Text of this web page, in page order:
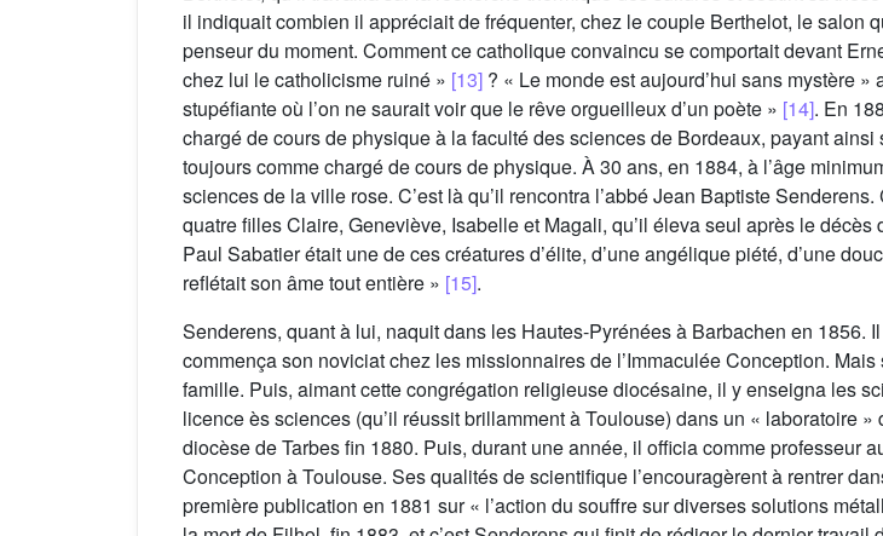
il indiquait combien il appréciait de fréquenter, chez le couple Berthelot, le salon
penseur du moment. Comment ce catholique convaincu se comportait devant
chez lui le catholicisme ruiné » [13] ? « Le monde est aujourd’hui sans mystère
stupéfiante où l’on ne saurait voir que le rêve orgueilleux d’un poète » [14]. En
chargé de cours de physique à la faculté des sciences de Bordeaux, payant
toujours comme chargé de cours de physique. À 30 ans, en 1884, à l’âge
sciences de la ville rose. C’est là qu’il rencontra l’abbé Jean Baptiste
quatre filles Claire, Geneviève, Isabelle et Magali, qu’il éleva seul après le
Paul Sabatier était une de ces créatures d’élite, d’une angélique piété, d’une
reflétait son âme tout entière » [15].
Senderens, quant à lui, naquit dans les Hautes-Pyrénées à Barbachen en 1856.
commença son noviciat chez les missionnaires de l’Immaculée Conception.
famille. Puis, aimant cette congrégation religieuse diocésaine, il y enseigna les
licence ès sciences (qu’il réussit brillamment à Toulouse) dans un « laboratoire
diocèse de Tarbes fin 1880. Puis, durant une année, il officia comme professeur
Conception à Toulouse. Ses qualités de scientifique l’encouragèrent à rentrer
première publication en 1881 sur « l’action du souffre sur diverses solutions